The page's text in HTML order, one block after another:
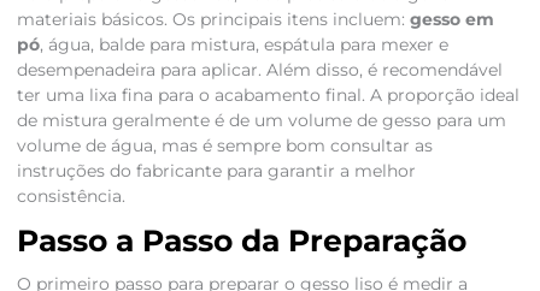
materiais básicos. Os principais itens incluem: gesso em
pó, água, balde para mistura, espátula para mexer e
desempenadeira para aplicar. Além disso, é recomendável
ter uma lixa fina para o acabamento final. A proporção ideal
de mistura geralmente é de um volume de gesso para um
volume de água, mas é sempre bom consultar as
instruções do fabricante para garantir a melhor
consistência.
Passo a Passo da Preparação
O primeiro passo para preparar o gesso liso é medir a